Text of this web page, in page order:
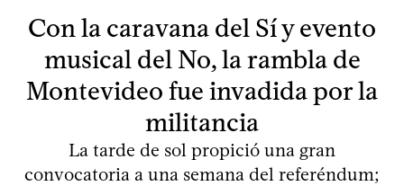
Con la caravana del Sí y evento
musical del No, la rambla de
Montevideo fue invadida por la
militancia
La tarde de sol propició una gran
convocatoria a una semana del referéndum;